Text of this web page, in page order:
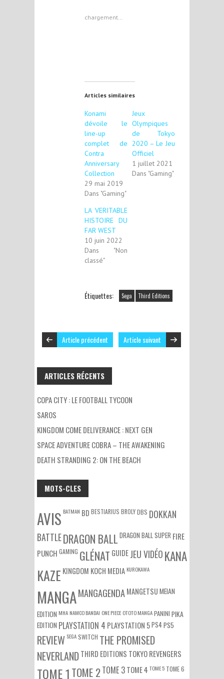
chargement…
Articles similaires
Konami
dévoile le
line-up
complet de
Contra
Anniversary
Collection
29 mai 2019
Dans "Gaming"
Jeux
Olympiques
de Tokyo
2020 – Le Jeu
Officiel
1 juillet 2021
Dans "Gaming"
LA VERITABLE
HISTOIRE DU
FAR WEST
10 juin 2022
Dans "Non
classé"
Étiquettes: Sega Third Editions
Article précédent Article suivant
ARTICLES RÉCENTS
COPA CITY : LE FOOTBALL TYCOON
SAROS
KINGDOM COME DELIVERANCE : NEXT GEN
SPACE ADVENTURE COBRA – THE AWAKENING
DEATH STRANDING 2: ON THE BEACH
MOTS-CLES
AVIS BATMAN BD BESTIARIUS BROLYDBS DOKKAN
BATTLEDRAGON BALL DRAGON BALL SUPER FIRE
PUNCH GAMING GLÉNAT GUIDEJEU VIDÉOKANA
KAZE KINGDOM KOCH MEDIA KUROKAWA
MANGAMANGAGENDAMANGETSUMEIAN
EDITION MHA NAMCO BANDAI ONE PIECE OTOTO MANGAPANINI PIKA
EDITION PLAYSTATION 4 PLAYSTATION 5PS4PS5
REVIEW SEGASWITCH THE PROMISED
NEVERLAND THIRD EDITIONS TOKYO REVENGERS
TOME 1TOME 2TOME 3TOME 4 TOME 5 TOME 6